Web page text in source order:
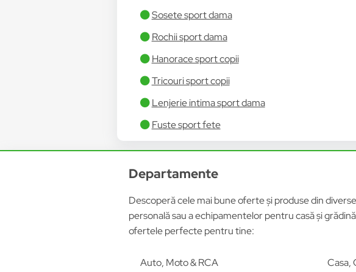
Sosete sport dama
Rochii sport dama
Hanorace sport copii
Tricouri sport copii
Lenjerie intima sport dama
Fuste sport fete
Departamente
Descoperă cele mai bune oferte și produse din
personală sau a echipamentelor pentru casă și
ofertele perfecte pentru tine:
Auto, Moto & RCA Casa,